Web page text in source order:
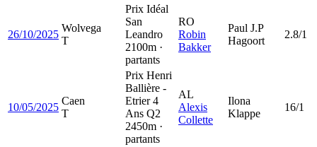
26/10/2025
Wolvega
T
Prix Idéal
San
Leandro
2100m ·
partants
RO
Robin
Bakker
Paul J.P
Hagoort
2.8/1
10/05/2025
Caen
T
Prix Henri
Ballière -
Etrier 4
Ans Q2
2450m ·
partants
AL
Alexis
Collette
Ilona
Klappe
16/1